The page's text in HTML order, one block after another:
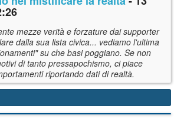
mezze verità e forzature dai supporter
dalla sua lista civica... vediamo l'ultima
su che basi poggiano. Se non
di tanto pressapochismo, ci piace
riportando dati di realtà.